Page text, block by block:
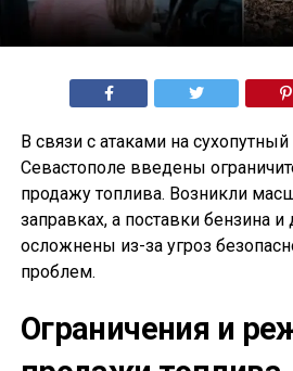
В связи с атаками на
Севастополе введены
продажу топлива. Возникли
заправках, а поставки бензина
осложнены из-за угроз
проблем.
Ограничения и